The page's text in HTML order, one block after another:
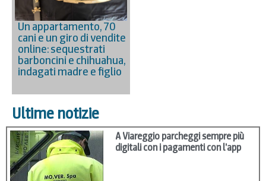
Un appartamento, 70
cani e un giro di vendite
online: sequestrati
barboncini e chihuahua,
indagati madre e figlio
Ultime notizie
A Viareggio parcheggi sempre più
digitali con i pagamenti con l’app